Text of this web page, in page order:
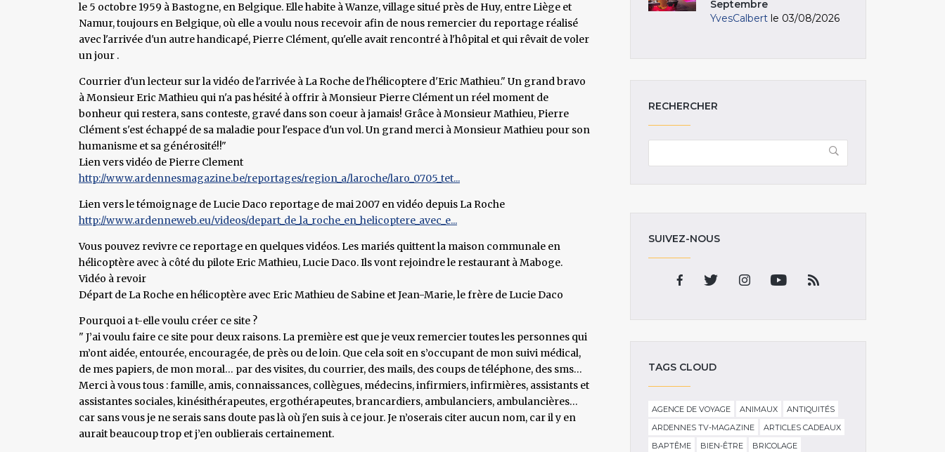
le 5 octobre 1959 à Bastogne, en Belgique. Elle habite à Wanze, village situé près de Huy, entre Liège et
Namur, toujours en Belgique, où elle a voulu nous recevoir afin de nous remercier du reportage réalisé
avec l'arrivée d'un autre handicapé, Pierre Clément, qu'elle avait rencontré à l'hôpital et qui rêvait de voler
un jour .
Courrier d'un lecteur sur la vidéo de l'arrivée à La Roche de l'hélicoptere d'Eric Mathieu." Un grand bravo
à Monsieur Eric Mathieu qui n'a pas hésité à offrir à Monsieur Pierre Clément un réel moment de
bonheur qui restera, sans conteste, gravé dans son coeur à jamais! Grâce à Monsieur Mathieu, Pierre
Clément s'est échappé de sa maladie pour l'espace d'un vol. Un grand merci à Monsieur Mathieu pour son
humanisme et sa générosité!!"
Lien vers vidéo de Pierre Clement
http://www.ardennesmagazine.be/reportages/region_a/laroche/laro_0705_tet...
Lien vers le témoignage de Lucie Daco reportage de mai 2007 en vidéo depuis La Roche
http://www.ardenneweb.eu/videos/depart_de_la_roche_en_helicoptere_avec_e...
Vous pouvez revivre ce reportage en quelques vidéos. Les mariés quittent la maison communale en
hélicoptère avec à côté du pilote Eric Mathieu, Lucie Daco. Ils vont rejoindre le restaurant à Maboge.
Vidéo à revoir
Départ de La Roche en hélicoptère avec Eric Mathieu de Sabine et Jean-Marie, le frère de Lucie Daco
Pourquoi a t-elle voulu créer ce site ?
" J’ai voulu faire ce site pour deux raisons. La première est que je veux remercier toutes les personnes qui
m’ont aidée, entourée, encouragée, de près ou de loin. Que cela soit en s’occupant de mon suivi médical,
de mes papiers, de mon moral… par des visites, du courrier, des mails, des coups de téléphone, des sms…
Merci à vous tous : famille, amis, connaissances, collègues, médecins, infirmiers, infirmières, assistants et
assistantes sociales, kinésithérapeutes, ergothérapeutes, brancardiers, ambulanciers, ambulancières…
car sans vous je ne serais sans doute pas là où j'en suis à ce jour. Je n’oserais citer aucun nom, car il y en
aurait beaucoup trop et j’en oublierais certainement.
Septembre
YvesCalbert le 03/08/2026
RECHERCHER
SUIVEZ-NOUS
TAGS CLOUD
AGENCE DE VOYAGE ANIMAUX
ANTIQUITÉS
ARDENNES TV-MAGAZINE
ARTICLES CADEAUX
BAPTÊME
BIEN-ÊTRE
BRICOLAGE